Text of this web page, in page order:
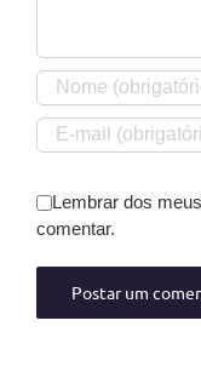
Lembrar dos
comentar.